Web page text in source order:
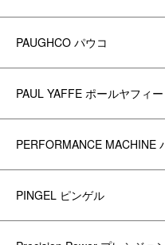
PAUGHCO パウコ
PAUL YAFFE ポールヤフィー
PERFORMANCE MACHINE
PINGEL ピンゲル